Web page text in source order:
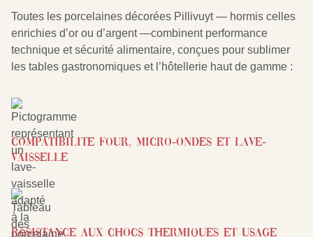
Toutes les porcelaines décorées Pillivuyt — hormis celles
enrichies d’or ou d’argent —combinent performance
technique et sécurité alimentaire, conçues pour sublimer
les tables gastronomiques et l’hôtellerie haut de gamme :
Compatibilite four, micro-ondes et lave-
vaisselle
Résistance aux chocs thermiques et usage